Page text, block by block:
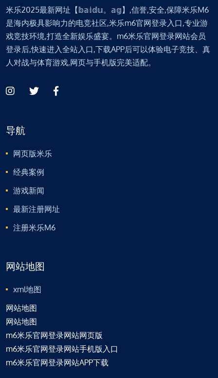
米乐2025最新网址【𝕓𝕒𝕚𝕕𝕦。𝕒𝕘】,信誉,安全,保障米乐M6
是海内极具影响力的电竞社区,米乐m6官网登录入口,专业游
戏竞技环境,打造全新娱乐盛宴。m6米乐官网登录网站会员
登录后,快速进入全站入口,下载APP后可以体验电子竞技、真
人对战与体育游戏,网页与手机版完美适配。
导航
网页版米乐
经典案例
游戏新闻
最新注册网址
注册米乐M6
网站地图
xml地图
网站地图
网站地图
m6米乐官网登录网站网页版
m6米乐官网登录网站手机版入口
m6米乐官网登录网站APP下载